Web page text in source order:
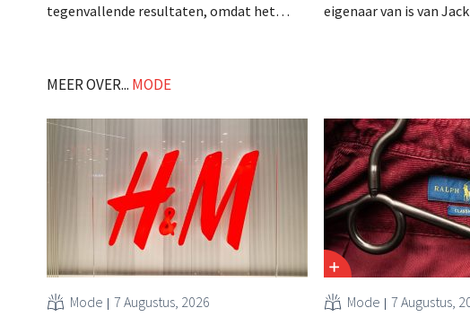
tegenvallende resultaten, omdat het
Terwijl concurrenten profiteren van de
moet Puma nu toegeven dat het een
omzetdaling én verlies verwacht voor
2025. .
eigenaar van is van
MEER OVER... MODE
Mode 7 Augustus, 2026 Mode 7 Augustus,